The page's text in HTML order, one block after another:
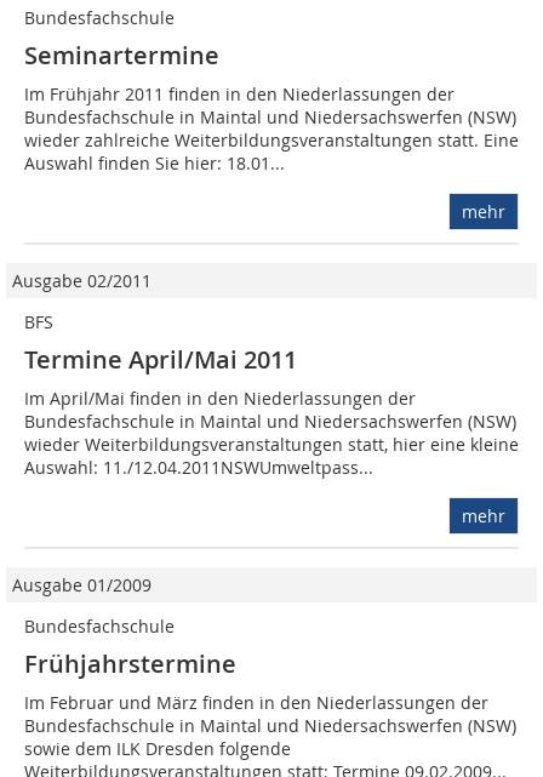
Bundesfachschule
Seminartermine
Im Frühjahr 2011 finden in den Niederlassungen der
Bundesfachschule in Maintal und Niedersachswerfen (NSW)
wieder zahlreiche Weiterbildungsveranstaltungen statt. Eine
Auswahl finden Sie hier: 18.01...
mehr
Ausgabe 02/2011
BFS
Termine April/Mai 2011
Im April/Mai finden in den Niederlassungen der
Bundesfachschule in Maintal und Niedersachswerfen (NSW)
wieder Weiterbildungsveranstaltungen statt, hier eine kleine
Auswahl: 11./12.04.2011NSWUmweltpass...
mehr
Ausgabe 01/2009
Bundesfachschule
Frühjahrstermine
Im Februar und März finden in den Niederlassungen der
Bundesfachschule in Maintal und Niedersachswerfen (NSW)
sowie dem ILK Dresden folgende
Weiterbildungsveranstaltungen statt: Termine 09.02.2009...